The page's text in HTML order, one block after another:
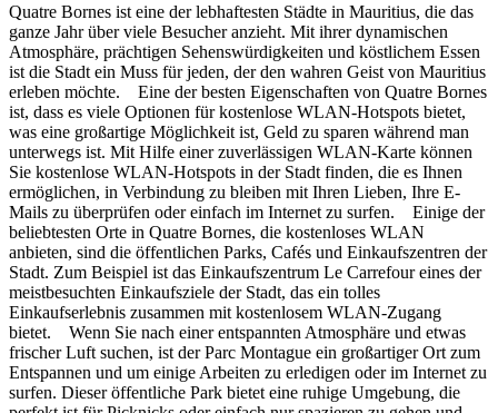
Quatre Bornes ist eine der lebhaftesten Städte in Mauritius, die das
ganze Jahr über viele Besucher anzieht. Mit ihrer dynamischen
Atmosphäre, prächtigen Sehenswürdigkeiten und köstlichem Essen
ist die Stadt ein Muss für jeden, der den wahren Geist von Mauritius
erleben möchte. Eine der besten Eigenschaften von Quatre Bornes
ist, dass es viele Optionen für kostenlose WLAN-Hotspots bietet,
was eine großartige Möglichkeit ist, Geld zu sparen während man
unterwegs ist. Mit Hilfe einer zuverlässigen WLAN-Karte können
Sie kostenlose WLAN-Hotspots in der Stadt finden, die es Ihnen
ermöglichen, in Verbindung zu bleiben mit Ihren Lieben, Ihre E-
Mails zu überprüfen oder einfach im Internet zu surfen. Einige der
beliebtesten Orte in Quatre Bornes, die kostenloses WLAN
anbieten, sind die öffentlichen Parks, Cafés und Einkaufszentren der
Stadt. Zum Beispiel ist das Einkaufszentrum Le Carrefour eines der
meistbesuchten Einkaufsziele der Stadt, das ein tolles
Einkaufserlebnis zusammen mit kostenlosem WLAN-Zugang
bietet. Wenn Sie nach einer entspannten Atmosphäre und etwas
frischer Luft suchen, ist der Parc Montague ein großartiger Ort zum
Entspannen und um einige Arbeiten zu erledigen oder im Internet zu
surfen. Dieser öffentliche Park bietet eine ruhige Umgebung, die